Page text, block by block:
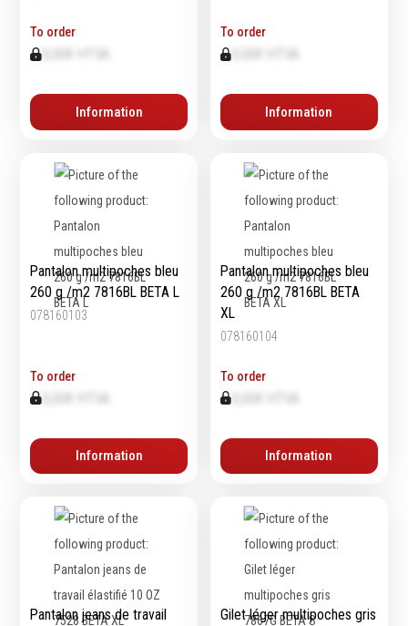
To order
0,00€ HTVA
Information
To order
Information
Pantalon multipoches bleu
260 g /m2 7816BL BETA L
078160103
To order
0,00€ HTVA
Information
Pantalon multipoches bleu
260 g /m2 7816BL BETA
XL
078160104
To order
Information
Pantalon jeans de travail
Gilet léger multipoches gris